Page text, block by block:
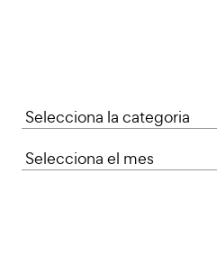
Categories